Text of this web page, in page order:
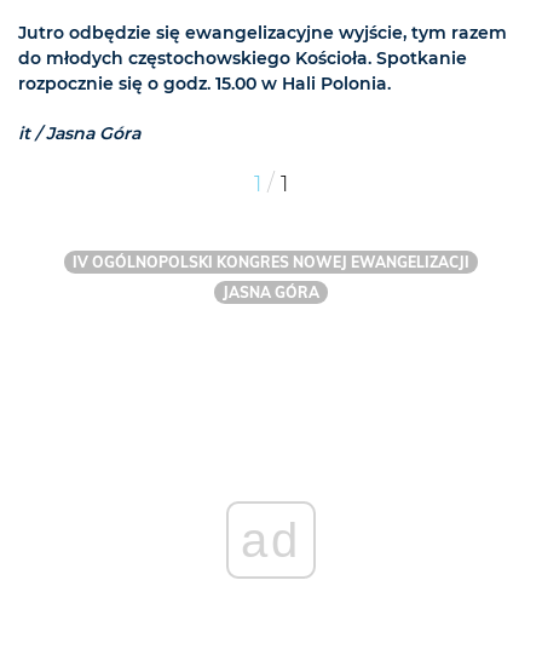
Jutro odbędzie się ewangelizacyjne wyjście, tym razem
do młodych częstochowskiego Kościoła. Spotkanie
rozpocznie się o godz. 15.00 w Hali Polonia.
it / Jasna Góra
1 / 1
IV OGÓLNOPOLSKI KONGRES NOWEJ EWANGELIZACJI
JASNA GÓRA
ad